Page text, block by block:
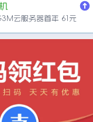
云服务器首年 61元